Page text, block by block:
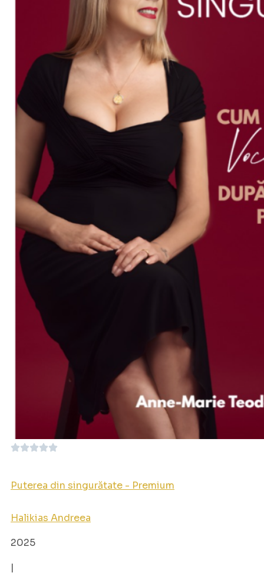
Puterea din singurătate - Premium
Halikias Andreea
2025
|